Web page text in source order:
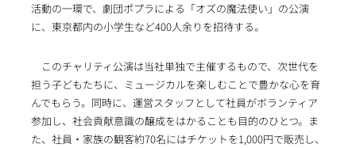
活動の一環で、劇団ポプラによる「オズの魔法使い」の公演
に、東京都内の小学生など400人余りを招待する。
このチャリティ公演は当社単独で主催するもので、次世代を
担う子どもたちに、ミュージカルを楽しむことで豊かな心を育
んでもらう。同時に、運営スタッフとして社員がボランティア
参加し、社会貢献意識の醸成をはかることも目的のひとつ。ま
た、社員・家族の観客約70名にはチケットを1,000円で販売し、